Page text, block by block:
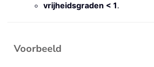
vrijheidsgraden < 1.
Voorbeeld